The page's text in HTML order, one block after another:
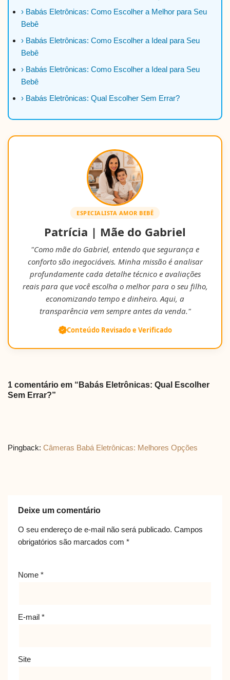
› Babás Eletrônicas: Como Escolher a Melhor para Seu
Bebê
› Babás Eletrônicas: Como Escolher a Ideal para Seu
Bebê
› Babás Eletrônicas: Como Escolher a Ideal para Seu
Bebê
› Babás Eletrônicas: Qual Escolher Sem Errar?
ESPECIALISTA AMOR BEBÊ
Patrícia | Mãe do Gabriel
"Como mãe do Gabriel, entendo que segurança e
conforto são inegociáveis. Minha missão é analisar
profundamente cada detalhe técnico e avaliações
reais para que você escolha o melhor para o seu filho,
economizando tempo e dinheiro. Aqui, a
transparência vem sempre antes da venda."
Conteúdo Revisado e Verificado
1 comentário em “Babás Eletrônicas: Qual Escolher
Sem Errar?”
Pingback: Câmeras Babá Eletrônicas: Melhores Opções
Deixe um comentário
O seu endereço de e-mail não será publicado. Campos
obrigatórios são marcados com *
Nome *
E-mail *
Site